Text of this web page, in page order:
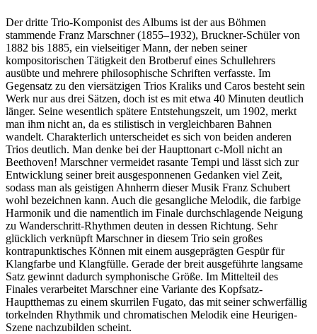
Der dritte Trio-Komponist des Albums ist der aus Böhmen
stammende Franz Marschner (1855–1932), Bruckner-Schüler von
1882 bis 1885, ein vielseitiger Mann, der neben seiner
kompositorischen Tätigkeit den Brotberuf eines Schullehrers
ausübte und mehrere philosophische Schriften verfasste. Im
Gegensatz zu den viersätzigen Trios Kraliks und Caros besteht sein
Werk nur aus drei Sätzen, doch ist es mit etwa 40 Minuten deutlich
länger. Seine wesentlich spätere Entstehungszeit, um 1902, merkt
man ihm nicht an, da es stilistisch in vergleichbaren Bahnen
wandelt. Charakterlich unterscheidet es sich von beiden anderen
Trios deutlich. Man denke bei der Haupttonart c-Moll nicht an
Beethoven! Marschner vermeidet rasante Tempi und lässt sich zur
Entwicklung seiner breit ausgesponnenen Gedanken viel Zeit,
sodass man als geistigen Ahnherrn dieser Musik Franz Schubert
wohl bezeichnen kann. Auch die gesangliche Melodik, die farbige
Harmonik und die namentlich im Finale durchschlagende Neigung
zu Wanderschritt-Rhythmen deuten in dessen Richtung. Sehr
glücklich verknüpft Marschner in diesem Trio sein großes
kontrapunktisches Können mit einem ausgeprägten Gespür für
Klangfarbe und Klangfülle. Gerade der breit ausgeführte langsame
Satz gewinnt dadurch symphonische Größe. Im Mittelteil des
Finales verarbeitet Marschner eine Variante des Kopfsatz-
Hauptthemas zu einem skurrilen Fugato, das mit seiner schwerfällig
torkelnden Rhythmik und chromatischen Melodik eine Heurigen-
Szene nachzubilden scheint.